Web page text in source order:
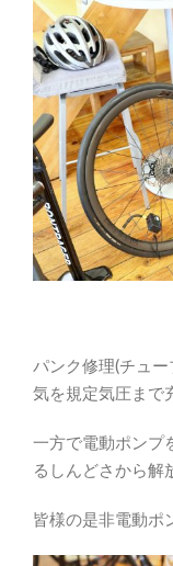
パンク修理(チュ
気を規定気圧まで
一方で電動ポンプ
るしんどさから
皆様の是非電動ポ